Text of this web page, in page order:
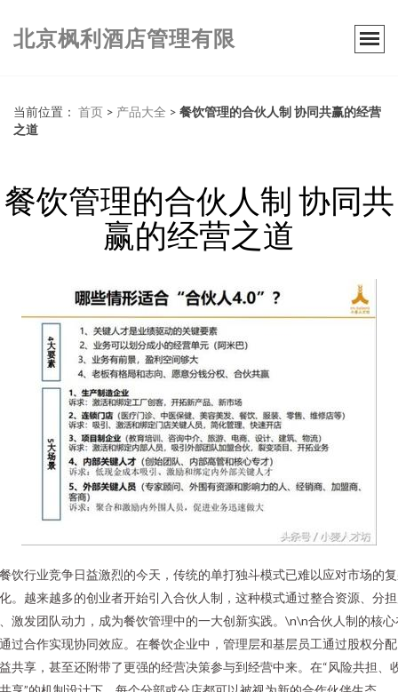
北京枫利酒店管理有限
当前位置： 首页 > 产品大全 > 餐饮管理的合伙人制 协同共赢的经营
之道
餐饮管理的合伙人制 协同共
赢的经营之道
饮行业竞争日益激烈的今天，传统的单打独斗模式已难以应对市场的
。越来越多的创业者开始引入合伙人制，这种模式通过整合资源、分
激发团队动力，成为餐饮管理中的一大创新实践。\n\n合伙人制的核心
过合作实现协同效应。在餐饮企业中，管理层和基层员工通过股权分
共享，甚至还附带了更强的经营决策参与到经营中来。在“风险共担、